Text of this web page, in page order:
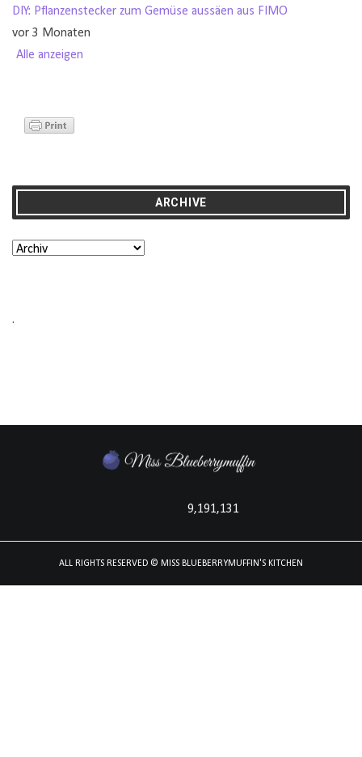
DIY: Pflanzenstecker zum Gemüse aussäen aus FIMO
vor 3 Monaten
Alle anzeigen
ARCHIVE
.
9,191,131
ALL RIGHTS RESERVED © MISS BLUEBERRYMUFFIN'S KITCHEN